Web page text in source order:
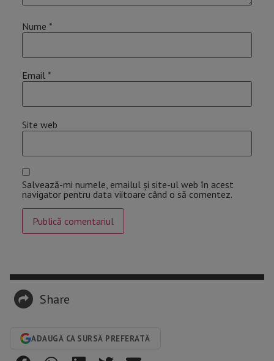
Nume *
Email *
Site web
Salvează-mi numele, emailul și site-ul web în acest
navigator pentru data viitoare când o să comentez.
Share
ADAUGĂ CA SURSĂ PREFERATĂ